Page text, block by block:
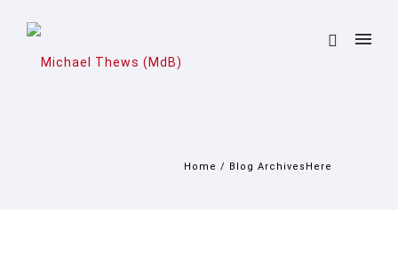
Home / Blog ArchivesHere